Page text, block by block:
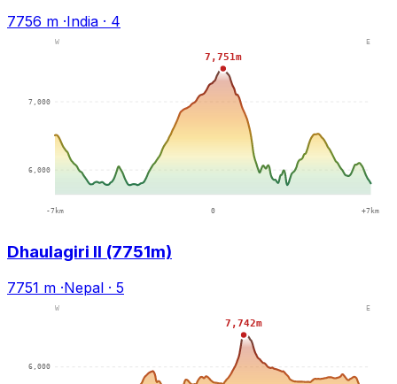
7756 m ·India · 4
Dhaulagiri II (7751m)
7751 m ·Nepal · 5